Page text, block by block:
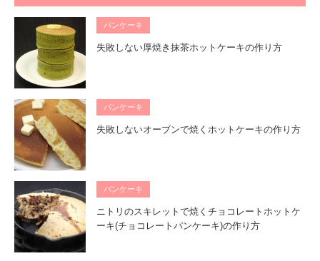
パンケーキ
失敗しない厚焼き抹茶ホットケーキの作り方
パンケーキ
失敗しないオーブンで焼くホットケーキの作り方
パンケーキ
ニトリのスキレットで焼くチョコレートホットケ
ーキ(チョコレートパンケーキ)の作り方